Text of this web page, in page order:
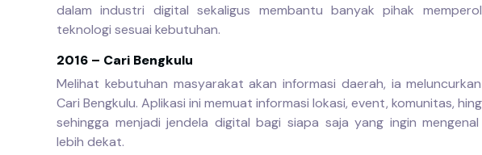
dalam industri digital sekaligus membantu banyak pihak
teknologi sesuai kebutuhan.
2016 – Cari Bengkulu
Melihat kebutuhan masyarakat akan informasi daerah, ia
Cari Bengkulu. Aplikasi ini memuat informasi lokasi, event, komunitas,
sehingga menjadi jendela digital bagi siapa saja yang ingin mengenal
lebih dekat.